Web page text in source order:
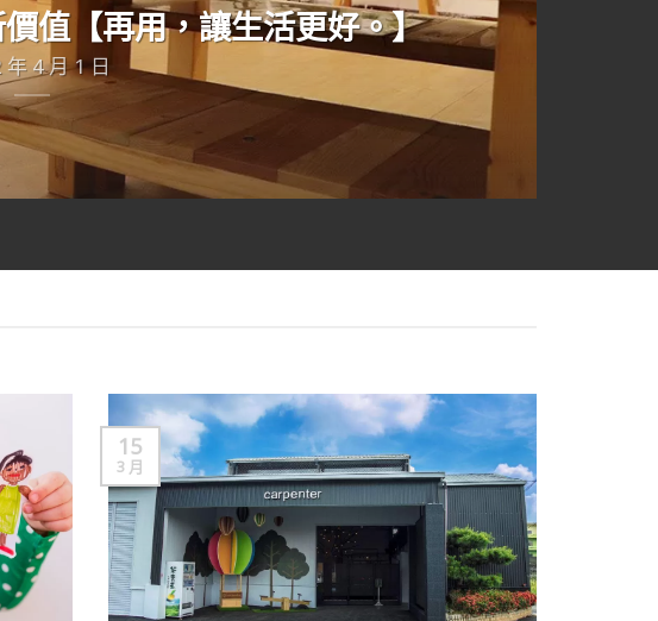
值【再用，讓生活更好。】
4 月 1 日
15
3 月